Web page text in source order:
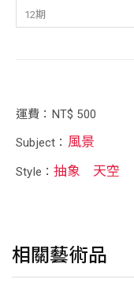
12期
運費：NT$ 500
Subject： 風景
Style：抽象 天空
相關藝術品